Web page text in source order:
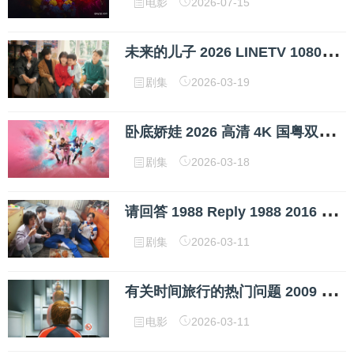
电影 2026-07-15
未
来的儿子 2026 LINETV 1080P 内封中字 网盘下载
剧集 2026-03-19
卧
底娇娃 2026 高清 4K 国粤双语 网盘下载
剧集 2026-03-18
请
回答 1988 Reply 1988 2016 韩语中字 1080P 网盘下载
剧集 2026-03-11
有
关时间旅行的热门问题 2009 英语中字 1080P 5.5G 网盘下载
电影 2026-03-11